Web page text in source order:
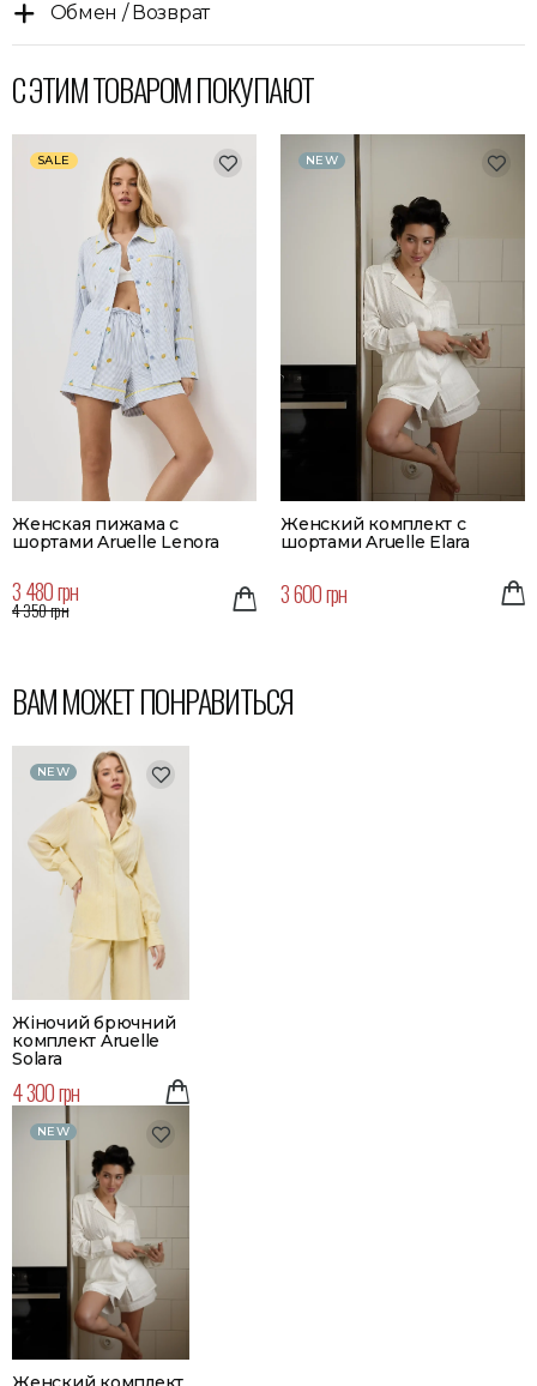
Обмен / Возврат
С ЭТИМ ТОВАРОМ ПОКУПАЮТ
SALE
Женская пижама с
шортами Aruelle Lenora
3 480 грн
4 350 грн
NEW
Женский комплект с
шортами Aruelle Elara
3 600 грн
ВАМ МОЖЕТ ПОНРАВИТЬСЯ
NEW
Жіночий брючний
комплект Aruelle
Solara
4 300 грн
NEW